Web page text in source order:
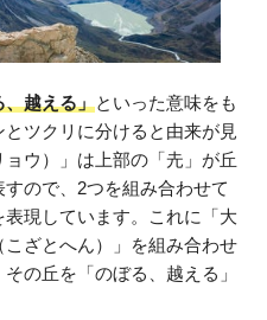
、越える」といった意味をも
ツクリに分けると由来が見
ウ）」は上部の「圥」が丘
ので、2つを組み合わせて
表現しています。これに「大
ざとへん）」を組み合わせ
の丘を「のぼる、越える」